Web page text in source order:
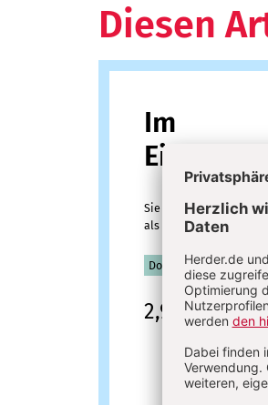
Diesen
Im
Einzelkauf
Sie erhalten diesen
als PDF-Datei.
Download sofort
2,95 €inkl. MwSt